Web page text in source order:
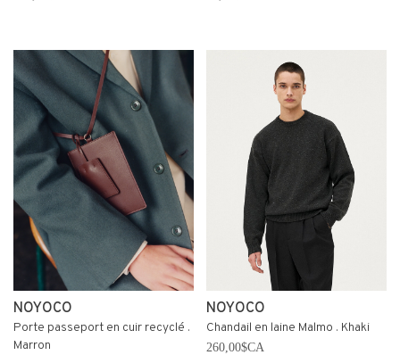
NOYOCO
Porte passeport en cuir recyclé .
Marron
NOYOCO
Chandail en laine Malmo . Khaki
260,00$CA